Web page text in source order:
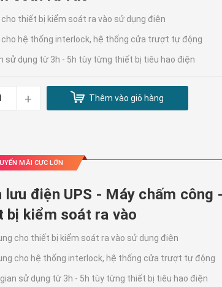
cho thiết bị kiểm soát ra vào sử dụng điện
cho hệ thống interlock, hệ thống cửa trượt tự động
sử dụng từ 3h - 5h tùy từng thiết bị tiêu hao điện
+ Thêm vào giỏ hàng
MÃI CỰC LỚN
lưu điện UPS - Máy chấm công -
bị kiểm soát ra vào
cho thiết bị kiểm soát ra vào sử dụng điện
cho hệ thống interlock, hệ thống cửa trượt tự động
sử dụng từ 3h - 5h tùy từng thiết bị tiêu hao điện